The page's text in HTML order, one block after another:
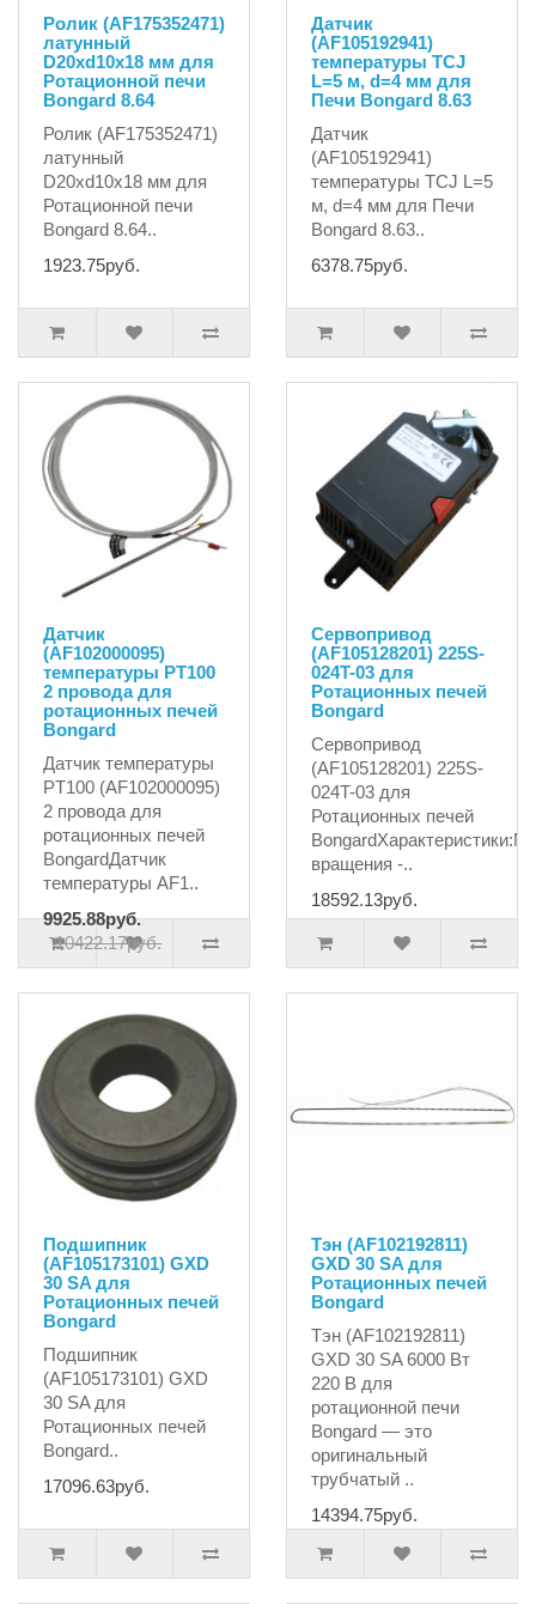
Ролик (AF175352471)
латунный
D20хd10x18 мм для
Ротационной печи
Bongard 8.64
Ролик (AF175352471)
латунный
D20хd10x18 мм для
Ротационной печи
Bongard 8.64..
1923.75руб.
Датчик
(AF105192941)
температуры TCJ
L=5 м, d=4 мм для
Печи Bongard 8.63
Датчик
(AF105192941)
температуры TCJ L=5
м, d=4 мм для Печи
Bongard 8.63..
6378.75руб.
Датчик
(AF102000095)
температуры PT100
2 провода для
ротационных печей
Bongard
Датчик температуры
PT100 (AF102000095)
2 провода для
ротационных печей
BongardДатчик
температуры AF1..
9925.88руб.
10422.17руб.
Сервопривод
(AF105128201) 225S-
024T-03 для
Ротационных печей
Bongard
Сервопривод
(AF105128201) 225S-
024T-03 для
Ротационных печей
вращения -..
18592.13руб.
Подшипник
(AF105173101) GXD
30 SA для
Ротационных печей
Bongard
Подшипник
(AF105173101) GXD
30 SA для
Ротационных печей
Bongard..
17096.63руб.
Тэн (AF102192811)
GXD 30 SA для
Ротационных печей
Bongard
Тэн (AF102192811)
GXD 30 SA 6000 Вт
220 В для
ротационной печи
Bongard — это
оригинальный
трубчатый ..
14394.75руб.